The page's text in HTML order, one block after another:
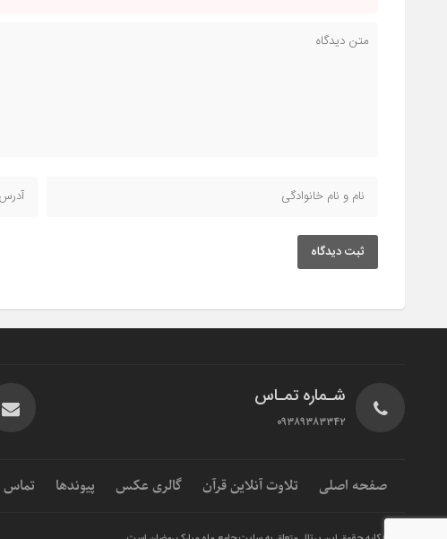
ثبت دیدگاه
شـماره تمـاس
۰۹۳۸۹۳۸۳۳۴۲
صفحه اصلی تلاوت آنلاین قرآن گالری عکس پیوندها تماس